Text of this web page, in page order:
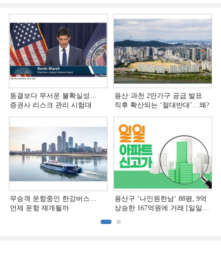
동결보다 무서운 불확실성…
증권사 리스크 관리 시험대
용산·과천 2만가구 공급 발표
직후 확산되는 ‘절대반대’…왜?
무승객 운항중인 한강버스…
언제 운항 재개될까
용산구 ‘나인원한남’ 88평, 9억
상승한 167억원에 거래 [일일